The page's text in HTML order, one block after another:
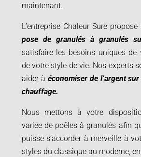
maintenant.
L’entreprise Chaleur Sure
pose de granulés à granulés
satisfaire les besoins uniques de
de votre style de vie. Nos experts
aider à économiser de l’argent
chauffage.
Nous mettons à votre
variée de poêles à granulés afin
puisse s’accorder à merveille à
styles du classique au moderne,